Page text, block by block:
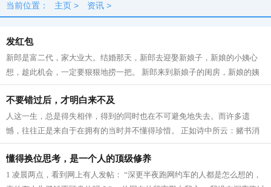
当前位置： 主页 > 资讯 >
发红包
新郎是富二代，家大业大。结婚那天，新郎去迎娶新娘子，新娘的小姨心
想，趁此机会，一定要狠狠地捞一把。 新郎来到新娘子的闺房，新娘的姨
妈从里面杠上门，喊：“拿红包。”新...
不要错过后，才明白来不及
人这一生，总是得失相伴，得到的同时也在不可避免地失去。而许多遗
憾，往往正是来自于在拥有的当时并不懂得珍惜。 正如诗中所云：赌书消
得泼茶香，当时只道是寻常。 生命中有...
懂得换位思考，是一个人的顶级修养
1 凌晨两点，看到网上有人发帖： “深更半夜跑网约车的人都是怎么想的，